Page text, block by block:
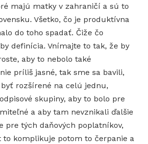
majú matky v zahraničí a sú to
Všetko, čo je produktívna
do toho spadať. Čiže čo
definícia. Vnímajte to tak, že by
aby to nebolo také
príliš jasné, tak sme sa bavili,
rozšírené na celú jednu,
skupiny, aby to bolo pre
a aby tam nevznikali ďalšie
pre tých daňových poplatníkov,
to komplikuje potom to čerpanie a